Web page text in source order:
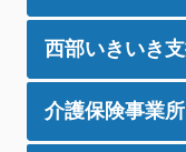
西部いきいき
介護保険事業所